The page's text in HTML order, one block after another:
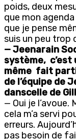
poids, deux
que mon
que je pense
suis un peu trop
— Jeenarain
système, c’est
même fait
de l’équipe de
danscelle de
— Oui je l’avoue.
cela m’a servi
erreurs.
pas besoin de